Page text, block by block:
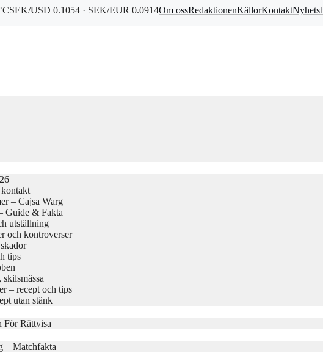
SEK/USD 0.1054 · SEK/EUR 0.0914Om ossRedaktionenKällorKontakt
– Cajsa Warg
Guide & Fakta
utställning
och kontroverser
tips
– recept och tips
utan stänk
För Rättvisa
– Matchfakta